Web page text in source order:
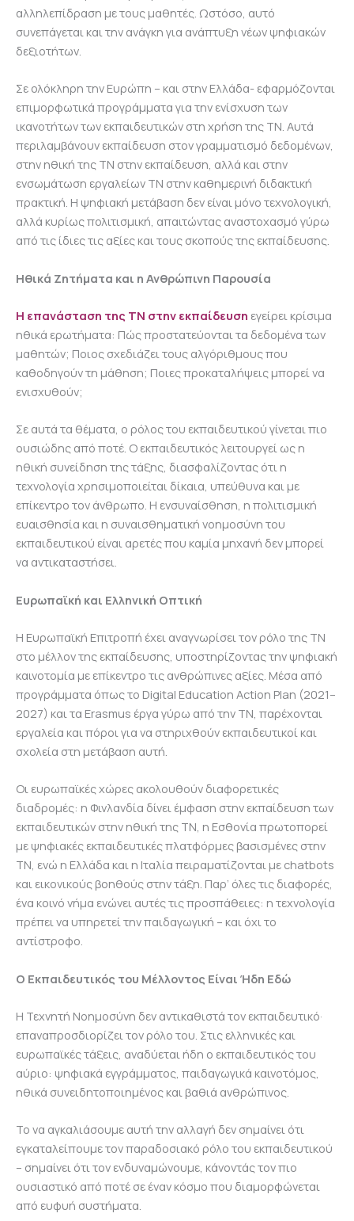
αλληλεπίδραση με τους μαθητές. Ωστόσο, αυτό
συνεπάγεται και την ανάγκη για ανάπτυξη νέων ψηφιακών
δεξιοτήτων.
Σε ολόκληρη την Ευρώπη – και στην Ελλάδα- εφαρμόζονται
επιμορφωτικά προγράμματα για την ενίσχυση των
ικανοτήτων των εκπαιδευτικών στη χρήση της ΤΝ. Αυτά
περιλαμβάνουν εκπαίδευση στον γραμματισμό δεδομένων,
στην ηθική της ΤΝ στην εκπαίδευση, αλλά και στην
ενσωμάτωση εργαλείων ΤΝ στην καθημερινή διδακτική
πρακτική. Η ψηφιακή μετάβαση δεν είναι μόνο τεχνολογική,
αλλά κυρίως πολιτισμική, απαιτώντας αναστοχασμό γύρω
από τις ίδιες τις αξίες και τους σκοπούς της εκπαίδευσης.
Ηθικά Ζητήματα και η Ανθρώπινη Παρουσία
Η επανάσταση της ΤΝ στην εκπαίδευση εγείρει κρίσιμα
ηθικά ερωτήματα: Πώς προστατεύονται τα δεδομένα των
μαθητών; Ποιος σχεδιάζει τους αλγόριθμους που
καθοδηγούν τη μάθηση; Ποιες προκαταλήψεις μπορεί να
ενισχυθούν;
Σε αυτά τα θέματα, ο ρόλος του εκπαιδευτικού γίνεται πιο
ουσιώδης από ποτέ. Ο εκπαιδευτικός λειτουργεί ως η
ηθική συνείδηση της τάξης, διασφαλίζοντας ότι η
τεχνολογία χρησιμοποιείται δίκαια, υπεύθυνα και με
επίκεντρο τον άνθρωπο. Η ενσυναίσθηση, η πολιτισμική
ευαισθησία και η συναισθηματική νοημοσύνη του
εκπαιδευτικού είναι αρετές που καμία μηχανή δεν μπορεί
να αντικαταστήσει.
Ευρωπαϊκή και Ελληνική Οπτική
Η Ευρωπαϊκή Επιτροπή έχει αναγνωρίσει τον ρόλο της ΤΝ
στο μέλλον της εκπαίδευσης, υποστηρίζοντας την ψηφιακή
καινοτομία με επίκεντρο τις ανθρώπινες αξίες. Μέσα από
προγράμματα όπως το Digital Education Action Plan (2021–
2027) και τα Erasmus έργα γύρω από την ΤΝ, παρέχονται
εργαλεία και πόροι για να στηριχθούν εκπαιδευτικοί και
σχολεία στη μετάβαση αυτή.
Οι ευρωπαϊκές χώρες ακολουθούν διαφορετικές
διαδρομές: η Φινλανδία δίνει έμφαση στην εκπαίδευση των
εκπαιδευτικών στην ηθική της ΤΝ, η Εσθονία πρωτοπορεί
με ψηφιακές εκπαιδευτικές πλατφόρμες βασισμένες στην
ΤΝ, ενώ η Ελλάδα και η Ιταλία πειραματίζονται με chatbots
και εικονικούς βοηθούς στην τάξη. Παρ’ όλες τις διαφορές,
ένα κοινό νήμα ενώνει αυτές τις προσπάθειες: η τεχνολογία
πρέπει να υπηρετεί την παιδαγωγική – και όχι το
αντίστροφο.
Ο Εκπαιδευτικός του Μέλλοντος Είναι Ήδη Εδώ
Η Τεχνητή Νοημοσύνη δεν αντικαθιστά τον εκπαιδευτικό·
επαναπροσδιορίζει τον ρόλο του. Στις ελληνικές και
ευρωπαϊκές τάξεις, αναδύεται ήδη ο εκπαιδευτικός του
αύριο: ψηφιακά εγγράμματος, παιδαγωγικά καινοτόμος,
ηθικά συνειδητοποιημένος και βαθιά ανθρώπινος.
Το να αγκαλιάσουμε αυτή την αλλαγή δεν σημαίνει ότι
εγκαταλείπουμε τον παραδοσιακό ρόλο του εκπαιδευτικού
– σημαίνει ότι τον ενδυναμώνουμε, κάνοντάς τον πιο
ουσιαστικό από ποτέ σε έναν κόσμο που διαμορφώνεται
από ευφυή συστήματα.